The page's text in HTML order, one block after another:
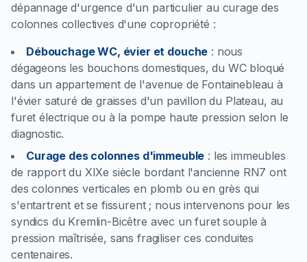
dépannage d'urgence d'un particulier au curage des
colonnes collectives d'une copropriété :
Débouchage WC, évier et douche : nous
dégageons les bouchons domestiques, du WC bloqué
dans un appartement de l'avenue de Fontainebleau à
l'évier saturé de graisses d'un pavillon du Plateau, au
furet électrique ou à la pompe haute pression selon le
diagnostic.
Curage des colonnes d'immeuble : les immeubles
de rapport du XIXe siècle bordant l'ancienne RN7 ont
des colonnes verticales en plomb ou en grès qui
s'entartrent et se fissurent ; nous intervenons pour les
syndics du Kremlin-Bicêtre avec un furet souple à
pression maîtrisée, sans fragiliser ces conduites
centenaires.